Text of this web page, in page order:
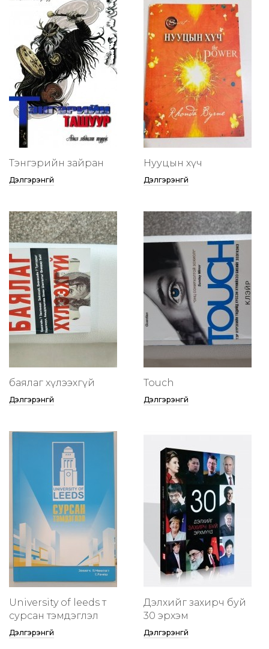
Тэнгэрийн зайран
Дэлгэрэнгүй
Нууцын хүч
Дэлгэрэнгүй
баялаг хүлээхгүй
Дэлгэрэнгүй
Touch
Дэлгэрэнгүй
University of leeds т
сурсан тэмдэглэл
Дэлгэрэнгүй
Дэлхийг захирч буй
30 эрхэм
Дэлгэрэнгүй